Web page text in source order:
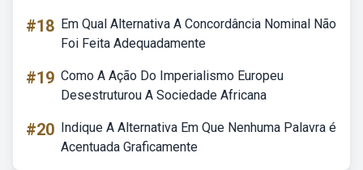
#18 Em Qual Alternativa A Concordância Nominal Não
Foi Feita Adequadamente
#19 Como A Ação Do Imperialismo Europeu
Desestruturou A Sociedade Africana
#20 Indique A Alternativa Em Que Nenhuma Palavra é
Acentuada Graficamente